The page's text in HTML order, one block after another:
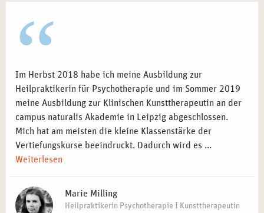
Im Herbst 2018 habe ich meine Ausbildung zur
Heilpraktikerin für Psychotherapie und im Sommer 2019
meine Ausbildung zur Klinischen Kunsttherapeutin an der
campus naturalis Akademie in Leipzig abgeschlossen.
Mich hat am meisten die kleine Klassenstärke der
Vertiefungskurse beeindruckt. Dadurch wird es ...
Weiterlesen
Marie Milling
Heilpraktikerin Psychotherapie I Kunsttherapeutin